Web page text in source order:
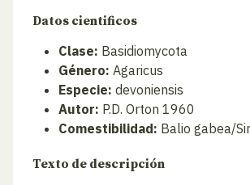
Datos cientificos
Clase: Basidiomycota
Género: Agaricus
Especie: devoniensis
Autor: P.D. Orton 1960
Comestibilidad: Balio gabea/
Texto de descripción